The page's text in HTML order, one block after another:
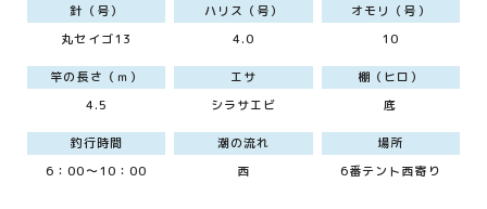
針（号）
丸セイゴ13
ハリス（号）
4.0
オモリ（号）
10
竿の長さ（ｍ）
4.5
エサ
シラサエビ
棚（ヒロ）
底
釣行時間
6：00～10：00
潮の流れ
西
場所
6番テント西寄り